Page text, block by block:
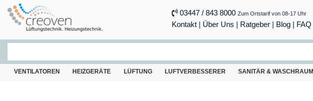
03447 / 843 8000 Zum Ortstarif von 08-17 Uhr
Kontakt| Über Uns | Ratgeber| Blog | FAQ
VENTILATOREN HEIZGERÄTE LÜFTUNG LUFTVERBESSERER SANITÄR & WASCHRAUM